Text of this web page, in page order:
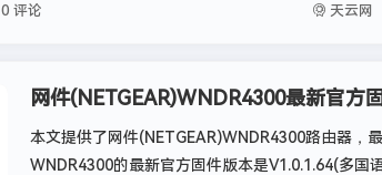
0 评论 天云网
网件网件(NETGEAR)WNDR4300最新官方
本文提供了网件(NETGEAR)WNDR4300路由器，
WNDR4300的最新官方固件版本是V1.0.1.64(多国